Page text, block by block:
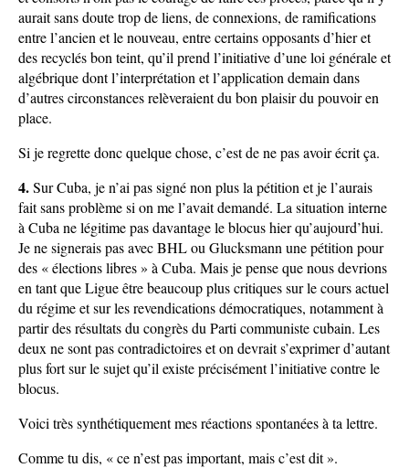
aurait sans doute trop de liens, de connexions, de ramifications
entre l’ancien et le nouveau, entre certains opposants d’hier et
des recyclés bon teint, qu’il prend l’initiative d’une loi générale et
algébrique dont l’interprétation et l’application demain dans
d’autres circonstances relèveraient du bon plaisir du pouvoir en
place.
Si je regrette donc quelque chose, c’est de ne pas avoir écrit ça.
4.Sur Cuba, je n’ai pas signé non plus la pétition et je l’aurais
fait sans problème si on me l’avait demandé. La situation interne
à Cuba ne légitime pas davantage le blocus hier qu’aujourd’hui.
Je ne signerais pas avec BHL ou Glucksmann une pétition pour
des « élections libres » à Cuba. Mais je pense que nous devrions
en tant que Ligue être beaucoup plus critiques sur le cours actuel
du régime et sur les revendications démocratiques, notamment à
partir des résultats du congrès du Parti communiste cubain. Les
deux ne sont pas contradictoires et on devrait s’exprimer d’autant
plus fort sur le sujet qu’il existe précisément l’initiative contre le
blocus.
Voici très synthétiquement mes réactions spontanées à ta lettre.
Comme tu dis, « ce n’est pas important, mais c’est dit ».